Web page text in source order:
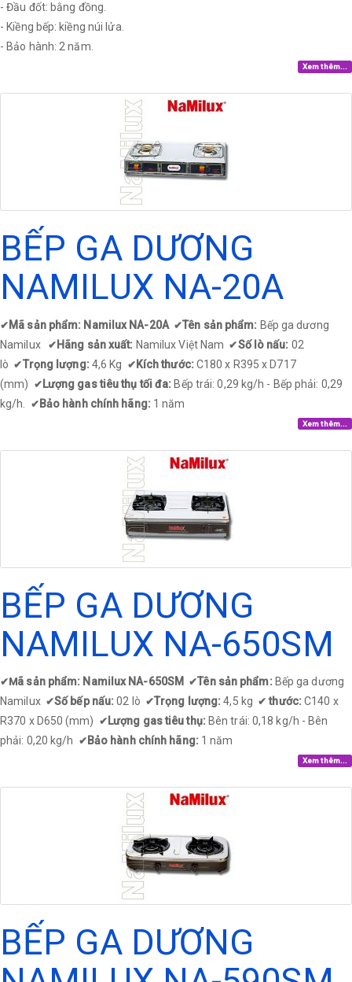
- Đầu đốt: bằng đồng.
- Kiềng bếp: kiềng núi lửa.
- Bảo hành: 2 năm.
Xem thêm...
BẾP GA DƯƠNG
NAMILUX NA-20A
✔Mã sản phẩm: Namilux NA-20A ✔Tên sản phẩm: Bếp ga dương
Namilux ✔Hãng sản xuất: Namilux Việt Nam ✔Số lò nấu: 02
lò ✔Trọng lượng: 4,6 Kg ✔Kích thước: C180 x R395 x D717
(mm) ✔Lượng gas tiêu thụ tối đa: Bếp trái: 0,29 kg/h - Bếp phải: 0,29
kg/h.
✔Bảo hành chính hãng: 1 năm
Xem thêm...
BẾP GA DƯƠNG
NAMILUX NA-650SM
✔Mã sản phẩm: Namilux NA-650SM ✔Tên sản phẩm: Bếp ga dương
Namilux ✔Số bếp nấu: 02 lò ✔Trọng lượng:4,5 kg ✔ thước: C140 x
R370 x D650 (mm) ✔ Lượng gas tiêu thụ: Bên trái: 0,18 kg/h - Bên
phải: 0,20 kg/h ✔ Bảo hành chính hãng: 1 năm
Xem thêm...
BẾP GA DƯƠNG